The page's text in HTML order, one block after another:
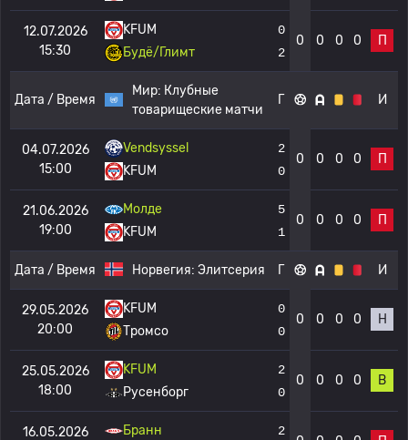
12.07.2026
15:30
KFUM
Будё/Глимт
0
2
0 0 0 0 П
Дата / Время
Мир: Клубные
товарищеские матчи
Г И
04.07.2026
15:00
Vendsyssel
KFUM
2
0
0 0 0 0 П
21.06.2026
19:00
Молде
KFUM
5
1
0 0 0 0 П
Дата / Время Норвегия: Элитсерия Г И
29.05.2026
20:00
KFUM
Тромсо
0
0
0 0 0 0 Н
25.05.2026
18:00
KFUM
Русенборг
2
0
0 0 0 0 В
16.05.2026 Бранн 2